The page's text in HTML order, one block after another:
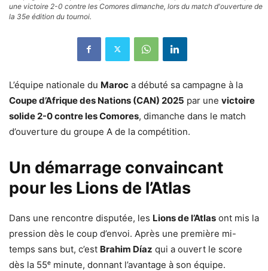
une victoire 2-0 contre les Comores dimanche, lors du match d'ouverture de
la 35e édition du tournoi.
L’équipe nationale du Maroc a débuté sa campagne à la
Coupe d’Afrique des Nations (CAN) 2025 par une victoire
solide 2-0 contre les Comores, dimanche dans le match
d’ouverture du groupe A de la compétition.
Un démarrage convaincant
pour les Lions de l’Atlas
Dans une rencontre disputée, les Lions de l’Atlas ont mis la
pression dès le coup d’envoi. Après une première mi-
temps sans but, c’est Brahim Díaz qui a ouvert le score
dès la 55ᵉ minute, donnant l’avantage à son équipe.